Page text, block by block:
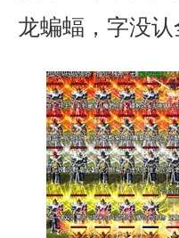
龙蝙蝠，字没